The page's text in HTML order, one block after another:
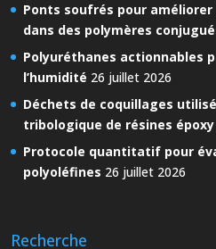
Ponts soufrés pour
dans des polymères
Polyuréthanes actionnables
l’humidité 26 juillet 2026
Déchets de coquillages
tribologique de résines époxy
Protocole quantitatif pour
polyoléfines 26 juillet 2026
Recherche